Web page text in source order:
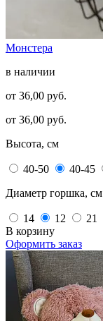
Монстера
в наличии
от 36,00 руб.
от 36,00 руб.
Высота, см
40-50 40-45
Диаметр горшка, см
14 12
21
В корзину
Оформить заказ